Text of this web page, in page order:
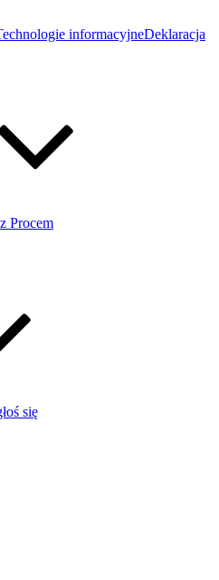
informacyjneDeklaracja
Procem
się